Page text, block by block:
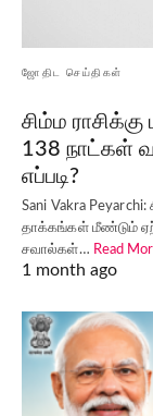
ஜோதிட செய்திகள்
சிம்ம
138 நாட்கள்
எப்படி?
Sani Vakra
தாக்கங்கள் மீண்டும்
சவால்கள்… Read
1 month ago